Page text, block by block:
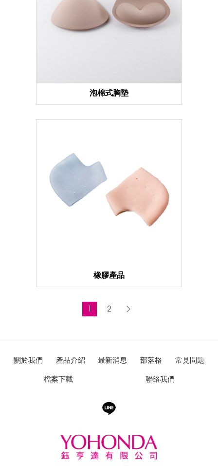
泡棉式胸墊
橡膠產品
1 2
關於我們 產品介紹 最新消息 部落格 常見問題
檔案下載 聯絡我們